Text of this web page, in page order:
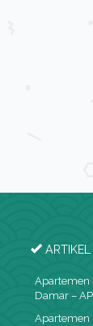
Apartemen
Damar –
Apartemen